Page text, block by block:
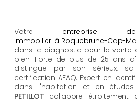
Votre entreprise
immobilier à Roquebrune-Cap-
dans le diagnostic pour la vente
bien. Forte de plus de 25 ans
distingue par son sérieux,
certification AFAQ. Expert en
dans l'habitation et en études
PETILLOT collabore étroitement